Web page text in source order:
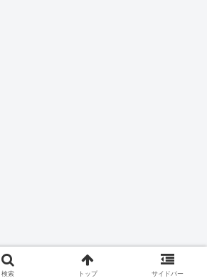
検索 トップ サイドバー